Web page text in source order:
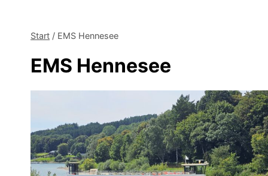
Start / EMS Hennesee
EMS Hennesee